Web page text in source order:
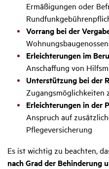
Ermäßigungen oder
Vorrang bei der
Erleichterungen im
Anschaffung von
Unterstützung bei der
Zugangsmöglichkeiten
Erleichterungen in der
Anspruch auf
Pflegeversicherung
Es ist wichtig zu beachten,
nach Grad der Behinderung